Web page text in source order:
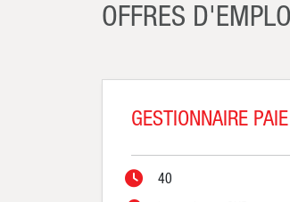
OFFRES
GESTIONNAIRE
40